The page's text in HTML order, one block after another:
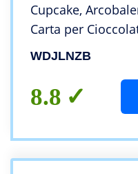
Cupcake,
Carta per
Matrimoni
WDJLNZB
8.8